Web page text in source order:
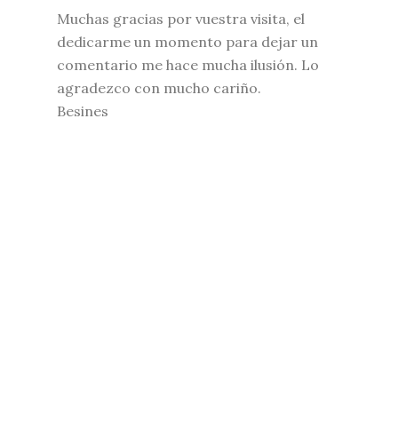
Muchas gracias por vuestra visita, el
dedicarme un momento para dejar un
comentario me hace mucha ilusión. Lo
agradezco con mucho cariño.
Besines